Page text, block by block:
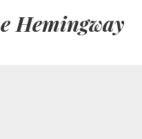
Hemingway